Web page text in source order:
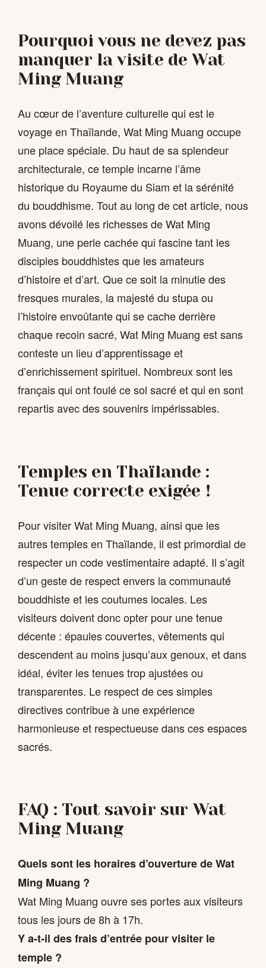
Pourquoi vous ne devez pas
manquer la visite de Wat
Ming Muang
Au cœur de l’aventure culturelle qui est le
voyage en Thaïlande, Wat Ming Muang occupe
une place spéciale. Du haut de sa splendeur
architecturale, ce temple incarne l’âme
historique du Royaume du Siam et la sérénité
du bouddhisme. Tout au long de cet article, nous
avons dévoilé les richesses de Wat Ming
Muang, une perle cachée qui fascine tant les
disciples bouddhistes que les amateurs
d’histoire et d’art. Que ce soit la minutie des
fresques murales, la majesté du stupa ou
l’histoire envoûtante qui se cache derrière
chaque recoin sacré, Wat Ming Muang est sans
conteste un lieu d’apprentissage et
d’enrichissement spirituel. Nombreux sont les
français qui ont foulé ce sol sacré et qui en sont
repartis avec des souvenirs impérissables.
Temples en Thaïlande :
Tenue correcte exigée !
Pour visiter Wat Ming Muang, ainsi que les
autres temples en Thaïlande, il est primordial de
respecter un code vestimentaire adapté. Il s’agit
d’un geste de respect envers la communauté
bouddhiste et les coutumes locales. Les
visiteurs doivent donc opter pour une tenue
décente : épaules couvertes, vêtements qui
descendent au moins jusqu’aux genoux, et dans
idéal, éviter les tenues trop ajustées ou
transparentes. Le respect de ces simples
directives contribue à une expérience
harmonieuse et respectueuse dans ces espaces
sacrés.
FAQ : Tout savoir sur Wat
Ming Muang
Quels sont les horaires d’ouverture de Wat
Ming Muang ?
Wat Ming Muang ouvre ses portes aux visiteurs
tous les jours de 8h à 17h.
Y a-t-il des frais d’entrée pour visiter le
temple ?